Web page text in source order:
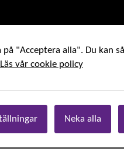
"Acceptera alla". Du kan
Läs vår cookie policy
Neka alla